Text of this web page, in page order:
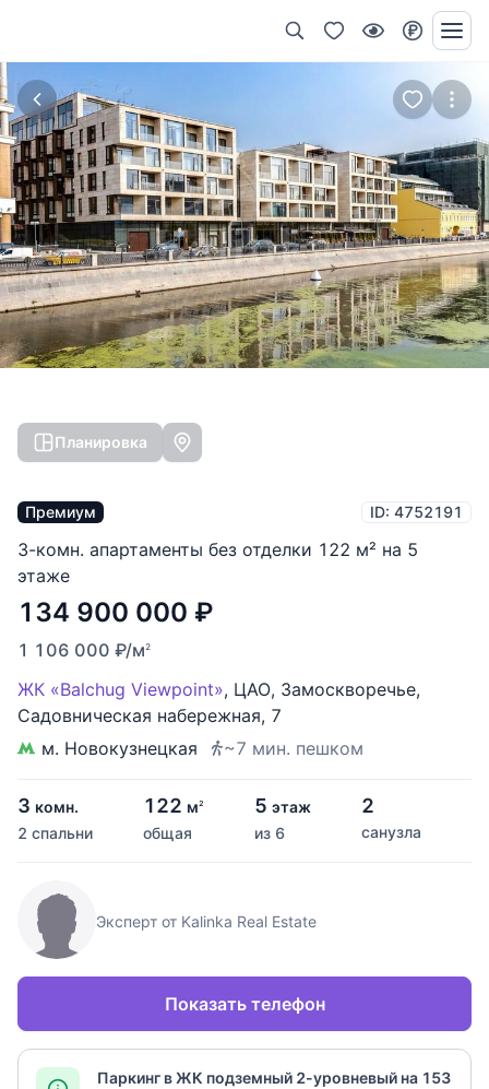
Планировка
Премиум ID: 4752191
3-комн. апартаменты без отделки 122 м² на 5
этаже
134 900 000 ₽
1 106 000 ₽/м2
ЖК «Balchug Viewpoint», ЦАО, Замоскворечье,
Садовническая набережная, 7
м. Новокузнецкая
~7 мин. пешком
3 комн.
2 спальни
122 м2
общая
5 этаж
из 6
2
санузла
Эксперт от Kalinka Real Estate
Показать телефон
Паркинг в ЖК подземный 2-уровневый на 153